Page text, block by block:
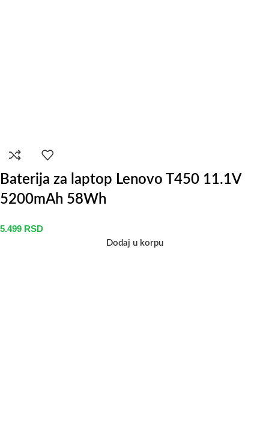
Baterija za laptop Lenovo T450 11.1V
5200mAh 58Wh
5.499 RSD
Dodaj u korpu